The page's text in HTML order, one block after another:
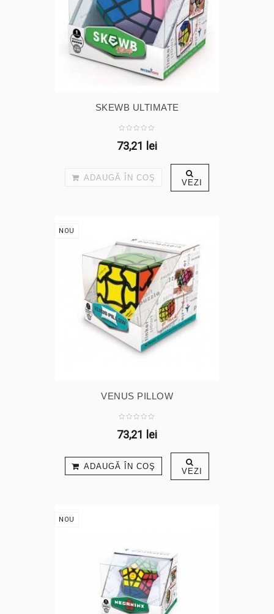
SKEWB ULTIMATE
73,21 lei
ADAUGĂ ÎN COŞ VEZI
NOU
VENUS PILLOW
73,21 lei
ADAUGĂ ÎN COŞ VEZI
NOU